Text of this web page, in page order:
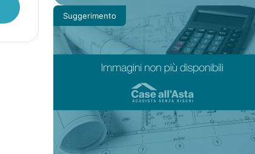
Suggerimento